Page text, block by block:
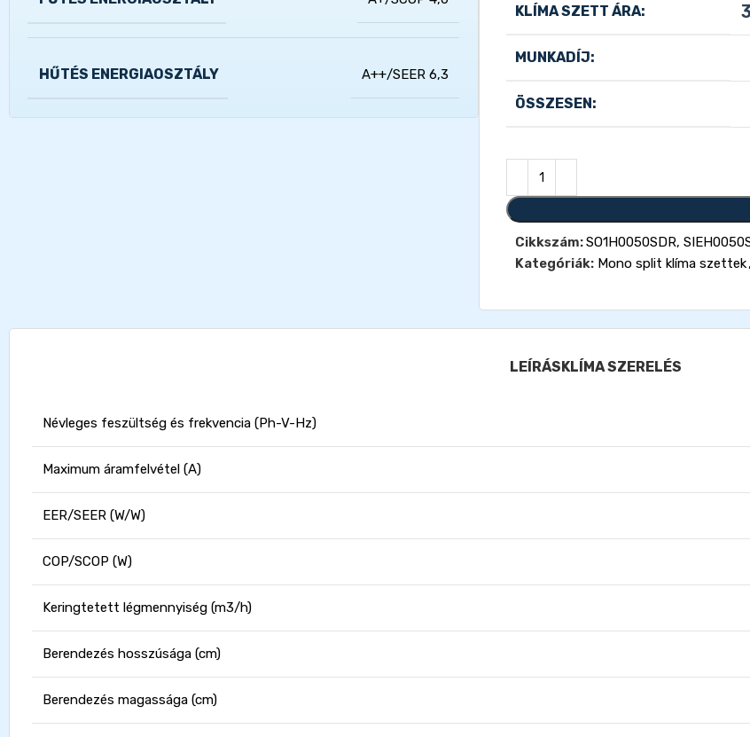
HŰTÉS ENERGIAOSZTÁLY A++/SEER 6,3
KLÍMA SZETT ÁRA:
MUNKADÍJ:
ÖSSZESEN:
Cikkszám:SO1H0050SDR,
Kategóriák: Mono split klíma szettek,
LEÍRÁSKLÍMA SZERELÉS
Névleges feszültség és frekvencia (Ph-V-Hz)
Maximum áramfelvétel (A)
EER/SEER (W/W)
COP/SCOP (W)
Keringtetett légmennyiség (m3/h)
Berendezés hosszúsága (cm)
Berendezés magassága (cm)